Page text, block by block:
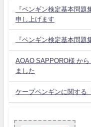
『ペンギン検定基本問
申し上げます
『ペンギン検定基本問題
AOAO SAPPORO様 か
ました
ケープペンギンに関する